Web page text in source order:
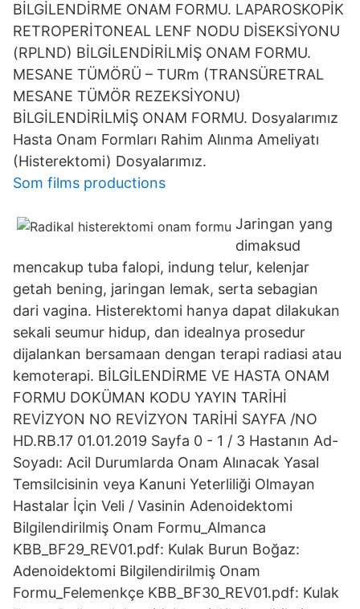
BİLGİLENDİRME ONAM FORMU. LAPAROSKOPİK
RETROPERİTONEAL LENF NODU DİSEKSİYONU
(RPLND) BİLGİLENDİRİLMİŞ ONAM FORMU.
MESANE TÜMÖRÜ – TURm (TRANSÜRETRAL
MESANE TÜMÖR REZEKSİYONU)
BİLGİLENDİRİLMİŞ ONAM FORMU. Dosyalarımız
Hasta Onam Formları Rahim Alınma Ameliyatı
(Histerektomi) Dosyalarımız.
Som films productions
Jaringan yang
dimaksud
mencakup tuba falopi, indung telur, kelenjar
getah bening, jaringan lemak, serta sebagian
dari vagina. Histerektomi hanya dapat dilakukan
sekali seumur hidup, dan idealnya prosedur
dijalankan bersamaan dengan terapi radiasi atau
kemoterapi. BİLGİLENDİRME VE HASTA ONAM
FORMU DOKÜMAN KODU YAYIN TARİHİ
REVİZYON NO REVİZYON TARİHİ SAYFA /NO
HD.RB.17 01.01.2019 Sayfa 0 - 1 / 3 Hastanın Ad-
Soyadı: Acil Durumlarda Onam Alınacak Yasal
Temsilcisinin veya Kanuni Yeterliliği Olmayan
Hastalar İçin Veli / Vasinin Adenoidektomi
Bilgilendirilmiş Onam Formu_Almanca
KBB_BF29_REV01.pdf: Kulak Burun Boğaz:
Adenoidektomi Bilgilendirilmiş Onam
Formu_Felemenkçe KBB_BF30_REV01.pdf: Kulak